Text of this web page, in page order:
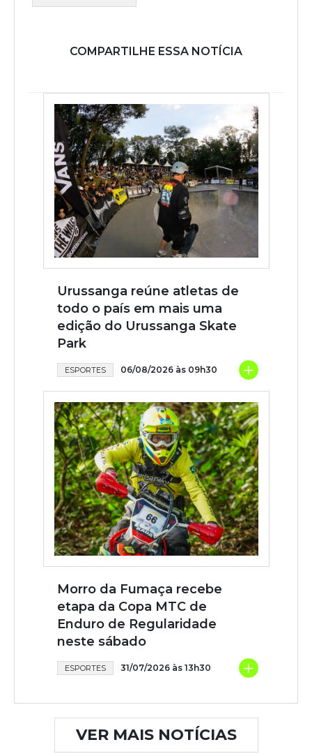
COMPARTILHE ESSA NOTÍCIA
Urussanga reúne atletas de
todo o país em mais uma
edição do Urussanga Skate
Park
ESPORTES 06/08/2026 às 09h30 +
Morro da Fumaça recebe
etapa da Copa MTC de
Enduro de Regularidade
neste sábado
ESPORTES 31/07/2026 às 13h30 +
VER MAIS NOTÍCIAS